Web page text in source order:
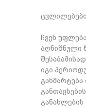
ცვლილებები
ჩვენ
აღნიშნული
იგი
განმარტება